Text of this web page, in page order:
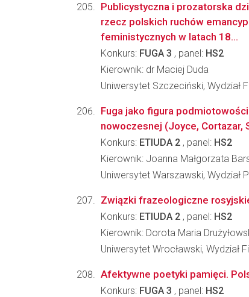
Publicystyczna i prozatorska
rzecz polskich ruchów
feministycznych w latach 18...
Konkurs: FUGA 3 , panel: HS2
Kierownik: dr Maciej Duda
Uniwersytet Szczeciński, Wydział
Fuga jako figura
nowoczesnej (Joyce, Cortazar,
Konkurs: ETIUDA 2 , panel: HS2
Kierownik: Joanna Małgorzata
Uniwersytet Warszawski, Wydział
Związki frazeologiczne
Konkurs: ETIUDA 2 , panel: HS2
Kierownik: Dorota Maria
Uniwersytet Wrocławski, Wydział
Afektywne poetyki pamięci.
Konkurs: FUGA 3 , panel: HS2